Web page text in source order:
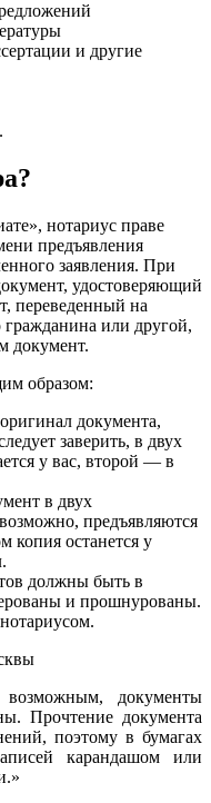
и другие
нотариус праве
предъявления
заявления. При
удостоверяющий
переведенный на
гражданина или другой,
документ.
образом:
документа,
заверить, в двух
у вас, второй — в
в двух
предъявляются
копия останется у
должны быть в
и прошнурованы.
возможным, документы
Прочтение документа
поэтому в бумагах
карандашом или